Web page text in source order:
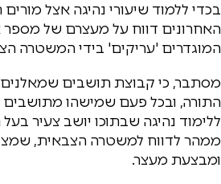
בכדי ללמוד שיעורי נהיגה אצל
האחרונים דווח על מעצרם של מספר
המוגדרים 'עריקים' בידי המשטרה
מסתבר, כי קבוצת תושבים
התורה, ובכל פעם שמישהו מתושבים
ללימוד נהיגה שבתוכו יושב צעיר
ממהר לדווח למשטרה הצבאית,
ומבצעת מעצר.